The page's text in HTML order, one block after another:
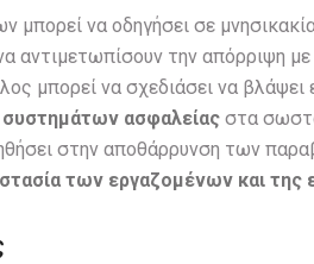
να οδηγήσει σε
αντιμετωπίσουν την απόρριψη
μπορεί να σχεδιάσει να βλάψει
ασφαλείαςστα
στην αποθάρρυνση των
των εργαζομένων και της